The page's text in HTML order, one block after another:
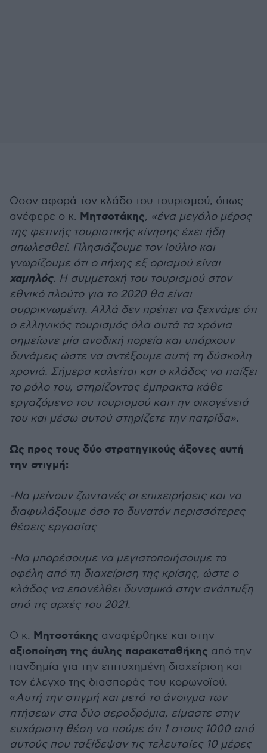
Οσον αφορά τον κλάδο του τουρισμού, όπως
ανέφερε ο κ. Μητσοτάκης, «ένα μεγάλο μέρος
της φετινής τουριστικής κίνησης έχει ήδη
απωλεσθεί. Πλησιάζουμε τον Ιούλιο και
γνωρίζουμε ότι ο πήχης εξ ορισμού είναι
χαμηλός. Η συμμετοχή του τουρισμού στον
εθνικό πλούτο για το 2020 θα είναι
συρρικνωμένη. Αλλά δεν πρέπει να ξεχνάμε ότι
ο ελληνικός τουρισμός όλα αυτά τα χρόνια
σημείωνε μία ανοδική πορεία και υπάρχουν
δυνάμεις ώστε να αντέξουμε αυτή τη δύσκολη
χρονιά. Σήμερα καλείται και ο κλάδος να παίξει
το ρόλο του, στηρίζοντας έμπρακτα κάθε
εργαζόμενο του τουρισμού καιτ ην οικογένειά
του και μέσω αυτού στηρίζετε την πατρίδα».
Ως προς τους δύο στρατηγικούς άξονες αυτή
την στιγμή:
-Να μείνουν ζωντανές οι επιχειρήσεις και να
διαφυλάξουμε όσο το δυνατόν περισσότερες
θέσεις εργασίας
-Να μπορέσουμε να μεγιστοποιήσουμε τα
οφέλη από τη διαχείριση της κρίσης, ώστε ο
κλάδος να επανέλθει δυναμικά στην ανάπτυξη
από τις αρχές του 2021.
Ο κ. Μητσοτάκης αναφέρθηκε και στην
αξιοποίηση της άυλης παρακαταθήκης από την
πανδημία για την επιτυχημένη διαχείριση και
τον έλεγχο της διασποράς του κορωνοϊού.
«Αυτή την στιγμή και μετά το άνοιγμα των
πτήσεων στα δύο αεροδρόμια, είμαστε στην
ευχάριστη θέση να πούμε ότι 1 στους 1000 από
αυτούς που ταξίδεψαν τις τελευταίες 10 μέρες